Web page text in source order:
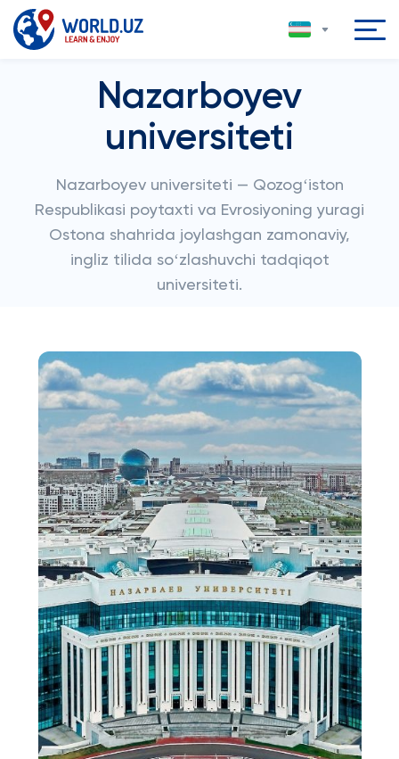
Nazarboyev
universiteti
Nazarboyev universiteti — Qozogʻiston
Respublikasi poytaxti va Evrosiyoning yuragi
Ostona shahrida joylashgan zamonaviy,
ingliz tilida soʻzlashuvchi tadqiqot
universiteti.